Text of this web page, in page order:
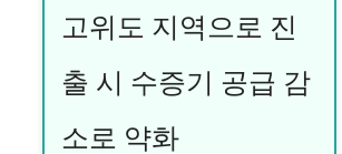
고위도 지역으로 진
출 시 수증기 공급 감
소로 약화